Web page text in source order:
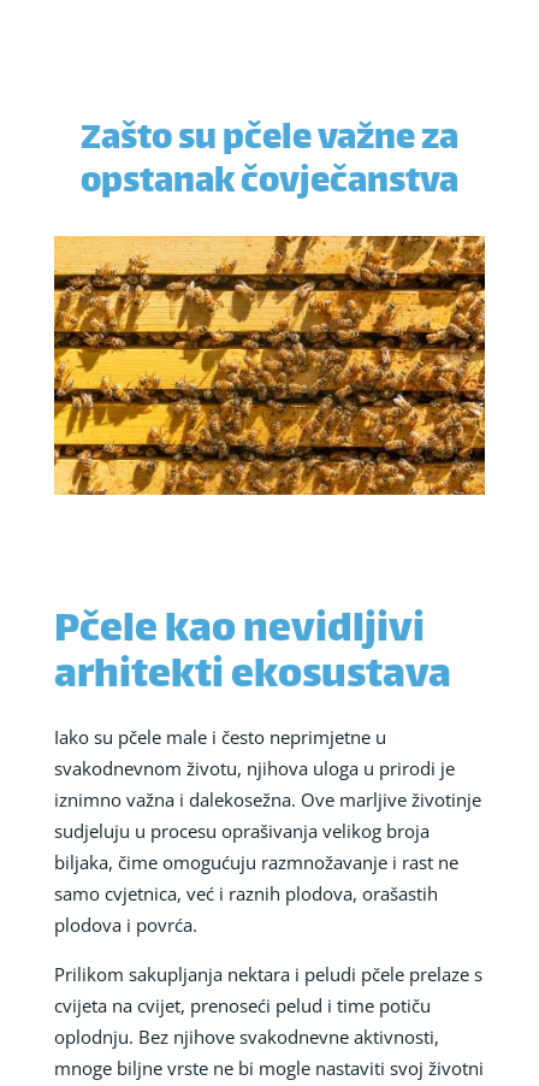
Zašto su pčele važne za
opstanak čovječanstva
Pčele kao nevidljivi
arhitekti ekosustava
Iako su pčele male i često neprimjetne u
svakodnevnom životu, njihova uloga u prirodi je
iznimno važna i dalekosežna. Ove marljive životinje
sudjeluju u procesu oprašivanja velikog broja
biljaka, čime omogućuju razmnožavanje i rast ne
samo cvjetnica, već i raznih plodova, orašastih
plodova i povrća.
Prilikom sakupljanja nektara i peludi pčele prelaze s
cvijeta na cvijet, prenoseći pelud i time potiču
oplodnju. Bez njihove svakodnevne aktivnosti,
mnoge biljne vrste ne bi mogle nastaviti svoj životni